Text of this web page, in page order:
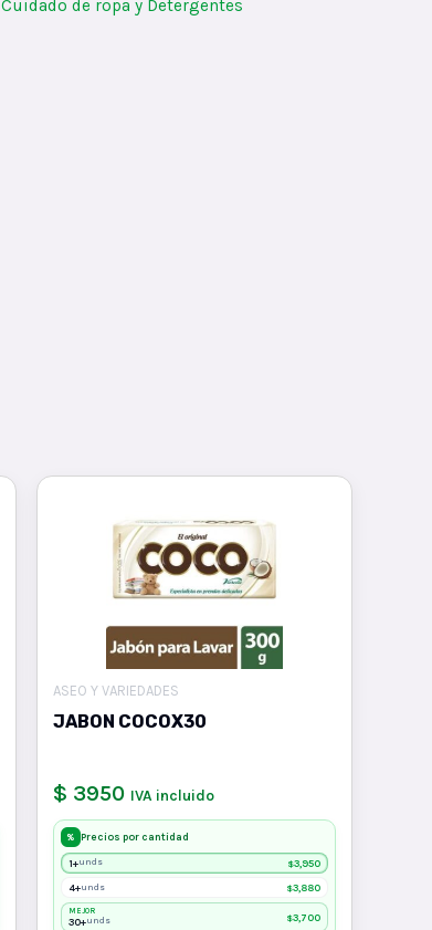
Cuidado de ropa y Detergentes
ASEO Y VARIEDADES
JABON COCOX30
$ 3950 IVA incluido
% Precios por cantidad
1+unds $3,950
4+unds $3,880
MEJOR
30+unds $3,700